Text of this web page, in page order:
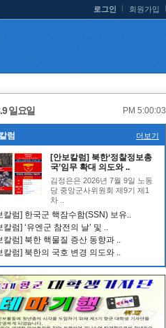
로그인 회원가입
일요일 PM 5:00:04
럼 더보기
[안보칼럼] 북한‘정찰정보총
국’임무 확대 의도와 ..
김정은은 2026년 7월 9일 노동
당 중앙군사위원회 제9기 제1
차 ..
칼럼] 한국군 핵잠수함(SSN) 보유..
칼럼] ‘유엔군 참전의 날’ 및 ..
칼럼] 북한 핵물질 증산 동향과 ..
칼럼] 북한의 국호 변경 의도와 ..